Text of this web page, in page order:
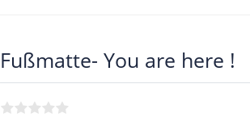
Fußmatte- You are here !